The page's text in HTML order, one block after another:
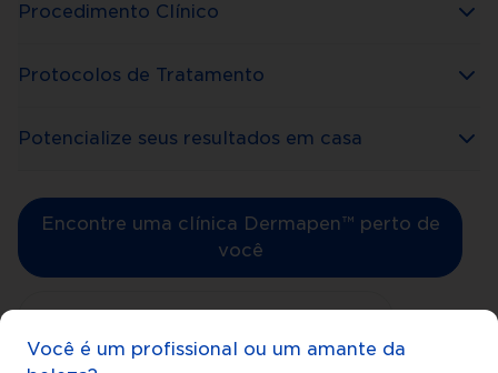
Procedimento Clínico
Protocolos de Tratamento
Potencialize seus resultados em casa
Encontre uma clínica Dermapen™ perto de
você
Saiba mais sobre microagulhamento
Você é um profissional ou um amante da